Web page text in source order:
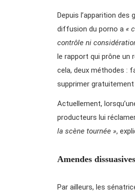
Depuis l’apparition
diffusion du porno a «
contrôle ni
le rapport qui prône un
cela, deux méthodes :
supprimer
Actuellement,
producteurs lui
la scène tournée »,
Amendes dissuasives
Par ailleurs, les